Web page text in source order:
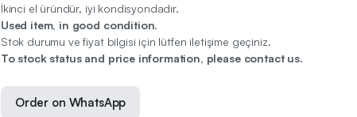
İkinci el üründür, iyi kondisyondadır.
Used item, in good condition.
Stok durumu ve fiyat bilgisi için lütfen iletişime geçiniz.
To stock status and price information, please contact us.
Order on WhatsApp